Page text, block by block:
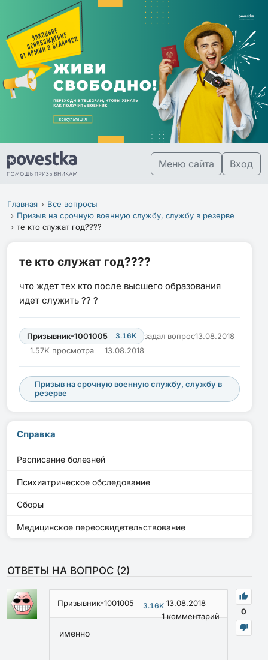
Меню сайта Вход
Главная
Все вопросы
Призыв на срочную военную службу, службу в резерве
те кто служат год????
те кто служат год????
что ждет тех кто после высшего образования
идет служить ?? ?
Призывник-1001005 3.16K задал вопрос13.08.2018
1.57K просмотра
13.08.2018
Призыв на срочную военную службу, службу в
резерве
Справка
Расписание болезней
Психиатрическое обследование
Сборы
Медицинское переосвидетельствование
ОТВЕТЫ НА ВОПРОС (2)
0
Призывник-1001005 3.16K 13.08.2018
1комментарий
именно